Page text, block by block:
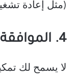
(مثل إعادة
4. الموافقة على طلبات المصادقة
لا يسمح لك